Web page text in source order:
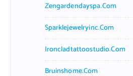
Zengardendayspa.com
Sparklejewelryinc.com
Ironcladtattoostudio.com
Bruinshome.com